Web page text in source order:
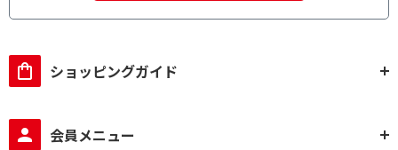
ショッピングガイド
会員メニュー